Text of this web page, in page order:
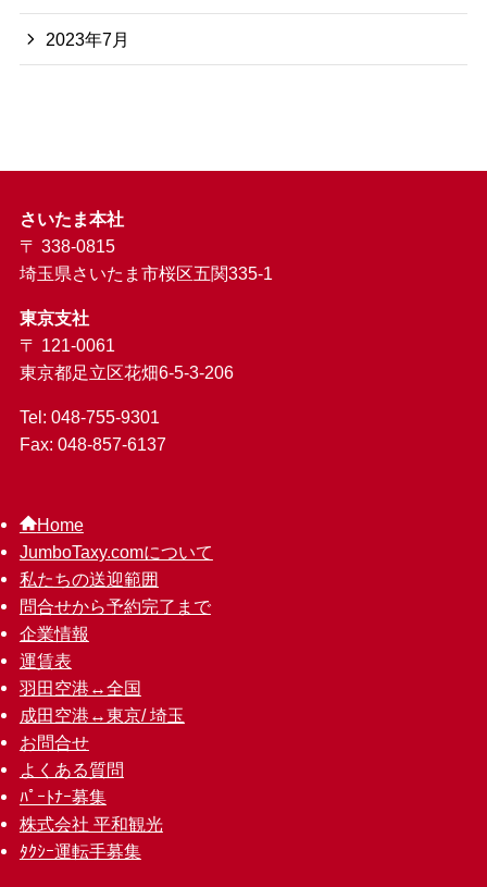
2023年7月
さいたま本社
〒 338-0815
埼玉県さいたま市桜区五関335-1
東京支社
〒 121-0061
東京都足立区花畑6-5-3-206
Tel: 048-755-9301
Fax: 048-857-6137
Home
JumboTaxy.comについて
私たちの送迎範囲
問合せから予約完了まで
企業情報
運賃表
羽田空港↔︎全国
成田空港↔︎東京/ 埼玉
お問合せ
よくある質問
ﾊﾟｰﾄﾅｰ募集
株式会社 平和観光
ﾀｸｼｰ運転手募集